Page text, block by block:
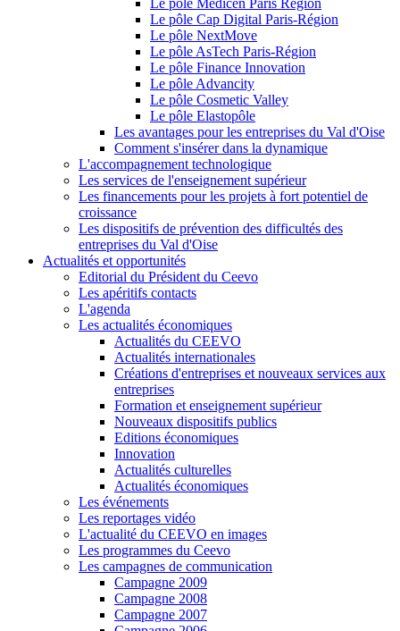
Le pôle Cap Digital Paris-Région
Le pôle NextMove
Le pôle AsTech Paris-Région
Le pôle Finance Innovation
Le pôle Advancity
Le pôle Cosmetic Valley
Le pôle Elastopôle
Les avantages pour les entreprises du Val d'Oise
Comment s'insérer dans la dynamique
L'accompagnement technologique
Les services de l'enseignement supérieur
Les financements pour les projets à fort potentiel de
croissance
Les dispositifs de prévention des difficultés des
entreprises du Val d'Oise
Actualités et opportunités
Editorial du Président du Ceevo
Les apéritifs contacts
L'agenda
Les actualités économiques
Actualités du CEEVO
Actualités internationales
Créations d'entreprises et nouveaux services aux
entreprises
Formation et enseignement supérieur
Nouveaux dispositifs publics
Editions économiques
Innovation
Actualités culturelles
Actualités économiques
Les événements
Les reportages vidéo
L'actualité du CEEVO en images
Les programmes du Ceevo
Les campagnes de communication
Campagne 2009
Campagne 2008
Campagne 2007